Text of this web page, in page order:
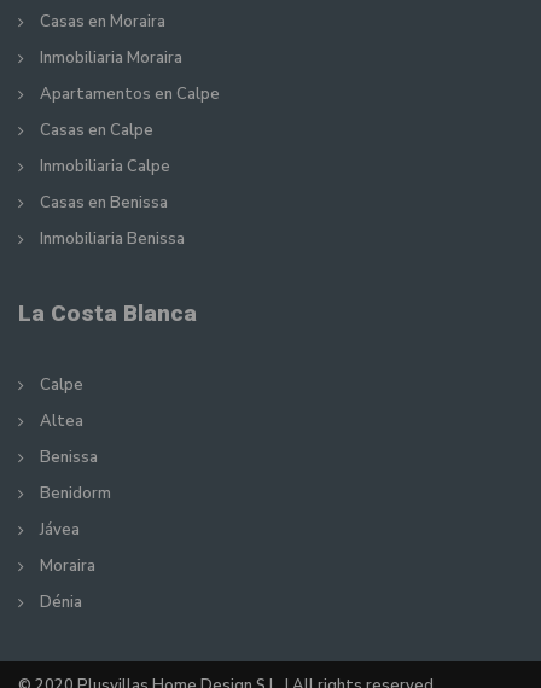
Casas en Moraira
Inmobiliaria Moraira
Apartamentos en Calpe
Casas en Calpe
Inmobiliaria Calpe
Casas en Benissa
Inmobiliaria Benissa
La Costa Blanca
Calpe
Altea
Benissa
Benidorm
Jávea
Moraira
Dénia